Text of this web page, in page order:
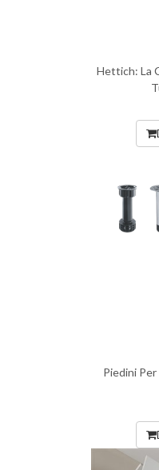
Hettich: La
Piedini